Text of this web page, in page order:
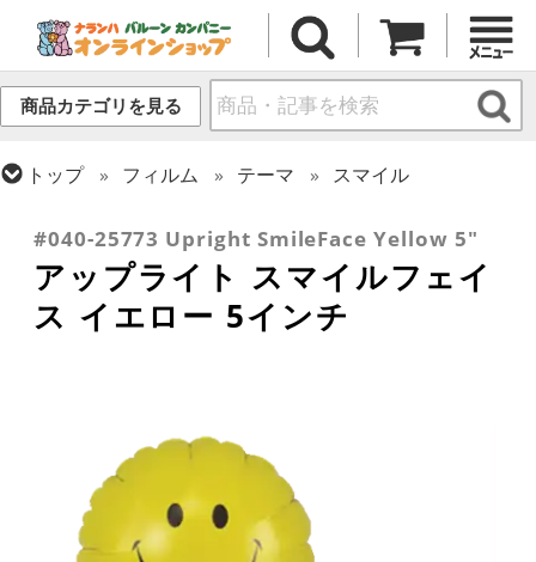
商品カテゴリを見る
トップ フィルム テーマ
スマイル
#040-25773 Upright SmileFace Yellow 5"
アップライト スマイルフェイ
ス イエロー 5インチ